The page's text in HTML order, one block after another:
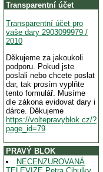
Transparentní účet
Transparentní účet pro
vaše dary 2903099979 /
2010
Děkujeme za jakoukoli
podporu. Pokud jste
poslali nebo chcete poslat
dar, tak prosím vyplňte
tento formulář. Musíme
dle zákona evidovat dary i
dárce. Děkujeme
https://voltepravyblok.cz/?
page_id=79
PRAVÝ BLOK
NECENZUROVANÁ